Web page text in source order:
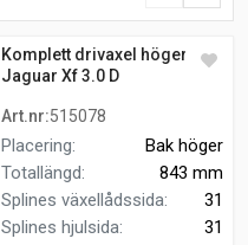
Komplett drivaxel höger bak
Jaguar Xf 3.0 D
Art.nr:515078
Placering:
Bak höger
Totallängd:
843 mm
Splines växellådssida:
31
Splines hjulsida: 31